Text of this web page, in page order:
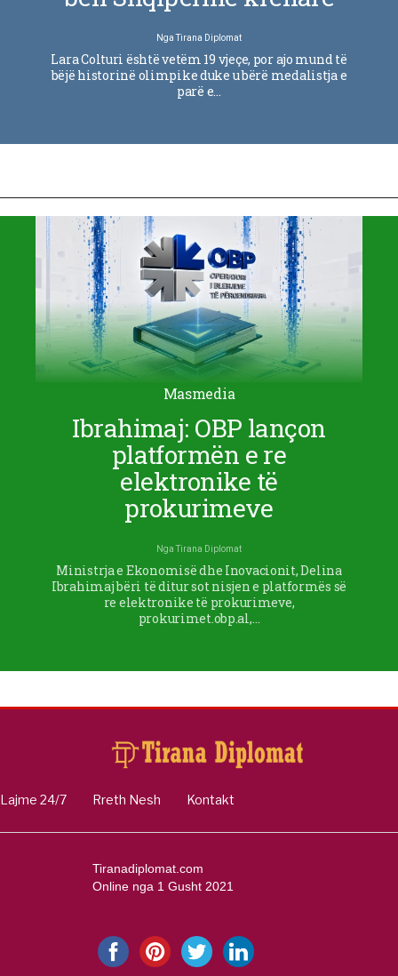
NgaTirana Diplomat
Lara Colturi është vetëm 19 vjeçe, por ajo mund të
bëjë historinë olimpike duke u bërë medalistja e
parë e…
Masmedia
Ibrahimaj: OBP lançon
platformën e re
elektronike të
prokurimeve
NgaTirana Diplomat
Ministrja e Ekonomisë dhe Inovacionit, Delina
Ibrahimaj bëri të ditur sot nisjen e platformës së
re elektronike të prokurimeve,
prokurimet.obp.al,…
Lajme 24/7 Rreth Nesh Kontakt
Tiranadiplomat.com
Online nga 1 Gusht 2021